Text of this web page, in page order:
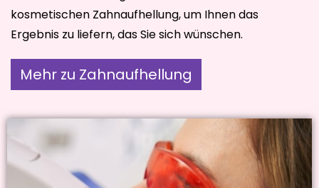
kosmetischen Zahnaufhellung, um Ihnen das
Ergebnis zu liefern, das Sie sich wünschen.
Mehr zu Zahnaufhellung